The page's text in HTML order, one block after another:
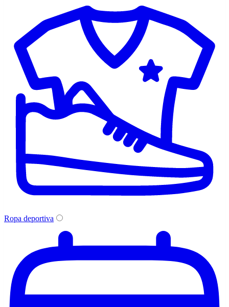
Ropa deportiva